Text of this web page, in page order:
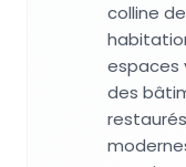
colline
espaces
des